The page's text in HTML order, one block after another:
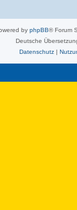
by phpBB® Forum
Deutsche
Datenschutz|